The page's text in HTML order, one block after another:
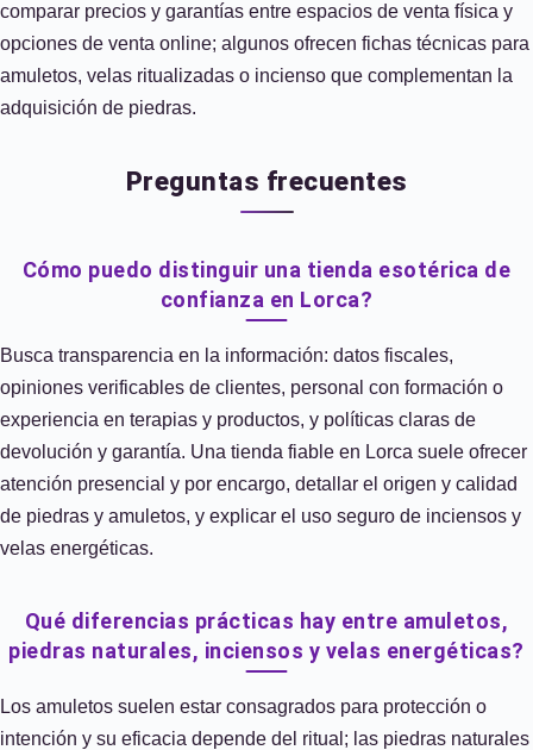
comparar precios y garantías entre espacios de venta física y
opciones de venta online; algunos ofrecen fichas técnicas para
amuletos, velas ritualizadas o incienso que complementan la
adquisición de piedras.
Preguntas frecuentes
Cómo puedo distinguir una tienda esotérica de
confianza en Lorca?
Busca transparencia en la información: datos fiscales,
opiniones verificables de clientes, personal con formación o
experiencia en terapias y productos, y políticas claras de
devolución y garantía. Una tienda fiable en Lorca suele ofrecer
atención presencial y por encargo, detallar el origen y calidad
de piedras y amuletos, y explicar el uso seguro de inciensos y
velas energéticas.
Qué diferencias prácticas hay entre amuletos,
piedras naturales, inciensos y velas energéticas?
Los amuletos suelen estar consagrados para protección o
intención y su eficacia depende del ritual; las piedras naturales